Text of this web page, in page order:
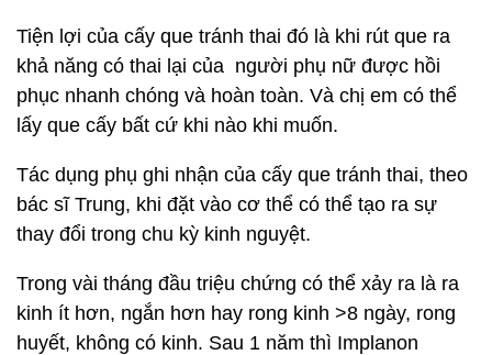
Tiện lợi của cấy que tránh thai đó là khi rút que ra
khả năng có thai lại của người phụ nữ được hồi
phục nhanh chóng và hoàn toàn. Và chị em có thể
lấy que cấy bất cứ khi nào khi muốn.
Tác dụng phụ ghi nhận của cấy que tránh thai, theo
bác sĩ Trung, khi đặt vào cơ thể có thể tạo ra sự
thay đổi trong chu kỳ kinh nguyệt.
Trong vài tháng đầu triệu chứng có thể xảy ra là ra
kinh ít hơn, ngắn hơn hay rong kinh >8 ngày, rong
huyết, không có kinh. Sau 1 năm thì Implanon